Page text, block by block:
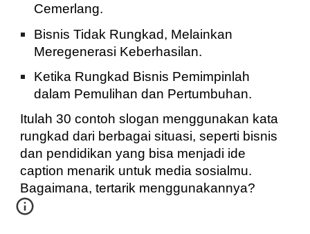
Cemerlang.
Bisnis Tidak Rungkad, Melainkan
Meregenerasi Keberhasilan.
Ketika Rungkad Bisnis Pemimpinlah
dalam Pemulihan dan Pertumbuhan.
Itulah 30 contoh slogan menggunakan kata
rungkad dari berbagai situasi, seperti bisnis
dan pendidikan yang bisa menjadi ide
caption menarik untuk media sosialmu.
Bagaimana, tertarik menggunakannya?